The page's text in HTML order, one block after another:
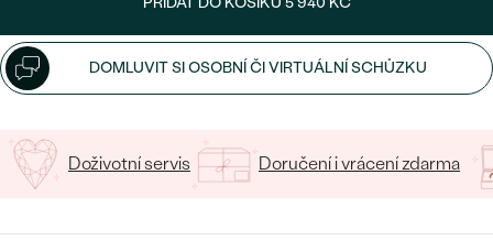
Nejprodávanější
snubní prsteny
DLE MATERIÁLU
ZLATO
PLATINA
S DRAHOKAMY
S LAB-GROWN DIAMANTY
S PERLAMI
CENOVĚ DOSTUPNÉ
LUXUSNÍ
CENOVĚ DOSTUPNÉ
LUXUSNÍDOMLUVIT SI OSOBNÍ ČI VIRTUÁLNÍ SCHŮZKU
Doživotní servis Doručení i vrácení zdarma